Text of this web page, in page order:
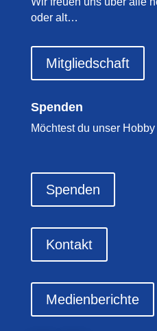
oder alt…
Mitgliedschaft
Spenden
Möchtest du unser
Spenden
Kontakt
Medienberichte